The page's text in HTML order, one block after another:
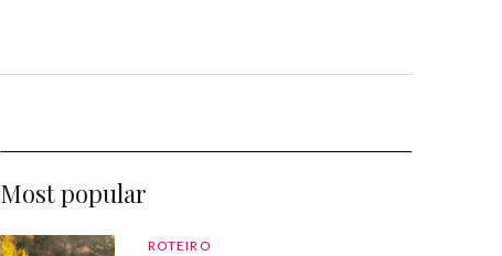
Most popular
ROTEIRO